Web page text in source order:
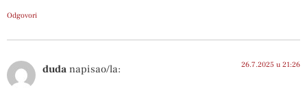
Odgovori
duda napisao/la: 26.7.2025 u 21:26